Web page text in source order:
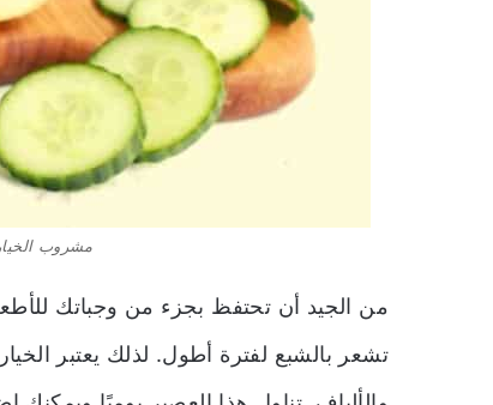
مشروب
من الجيد أن تحتفظ بجزء من وجباتك
تشعر بالشبع لفترة أطول. لذلك يعتبر